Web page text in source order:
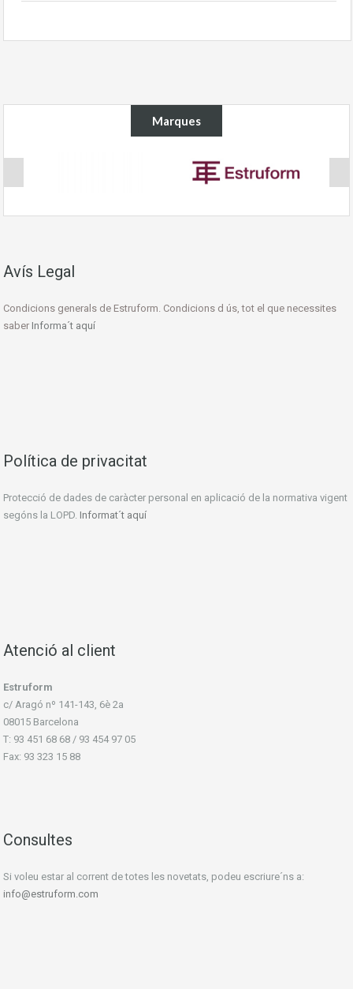
Marques
Avís Legal
Condicions generals de Estruform. Condicions d ús, tot el que necessites
saber Informa´t aquí
Política de privacitat
Protecció de dades de caràcter personal en aplicació de la normativa vigent
segóns la LOPD. Informat´t aquí
Atenció al client
Estruform
c/ Aragó nº 141-143, 6è 2a
08015 Barcelona
T: 93 451 68 68 / 93 454 97 05
Fax: 93 323 15 88
Consultes
Si voleu estar al corrent de totes les novetats, podeu escriure´ns a:
info@estruform.com